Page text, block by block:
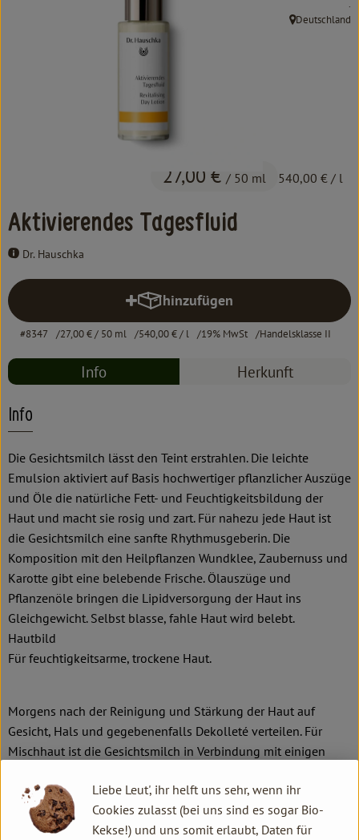
Erleben
Aktivierendes Tagesfluid
Dr. Hauschka
27,00 € / 50 ml 540,00 € / l
.
, Herkunft:
Deutschland
hinzufügen
Produkt zum Warenkorb
#8347 27,00 €/ 50 ml 540,00 €/ l 19% MwSt Handelsklasse II
Info Herkunft
Info
Die Gesichtsmilch lässt den Teint erstrahlen. Die leichte
Emulsion aktiviert auf Basis hochwertiger pflanzlicher Auszüge
und Öle die natürliche Fett- und Feuchtigkeitsbildung der
Haut und macht sie rosig und zart. Für nahezu jede Haut ist
die Gesichtsmilch eine sanfte Rhythmusgeberin. Die
Komposition mit den Heilpflanzen Wundklee, Zaubernuss und
Karotte gibt eine belebende Frische. Ölauszüge und
Pflanzenöle bringen die Lipidversorgung der Haut ins
Gleichgewicht. Selbst blasse, fahle Haut wird belebt.
Hautbild
Für feuchtigkeitsarme, trockene Haut.
Morgens nach der Reinigung und Stärkung der Haut auf
Gesicht, Hals und gegebenenfalls Dekolleté verteilen. Für
Mischhaut ist die Gesichtsmilch in Verbindung mit einigen
Produkte einfach in der Hand vermengen und auftragen (die
Augenpartie aussparen). Am Abend empfehlen wir als fettfreie
Nachtpflege das Nachtserum oder die Nachtkur.
Liebe Leut', ihr helft uns sehr, wenn ihr
Cookies zulasst (bei uns sind es sogar Bio-
Kekse!) und uns somit erlaubt, Daten für